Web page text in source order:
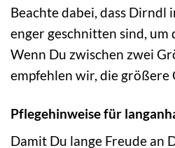
Beachte dabei, dass Dirndl
enger geschnitten sind, um
Wenn Du zwischen zwei
empfehlen wir, die größere
Pflegehinweise für
Damit Du lange Freude an